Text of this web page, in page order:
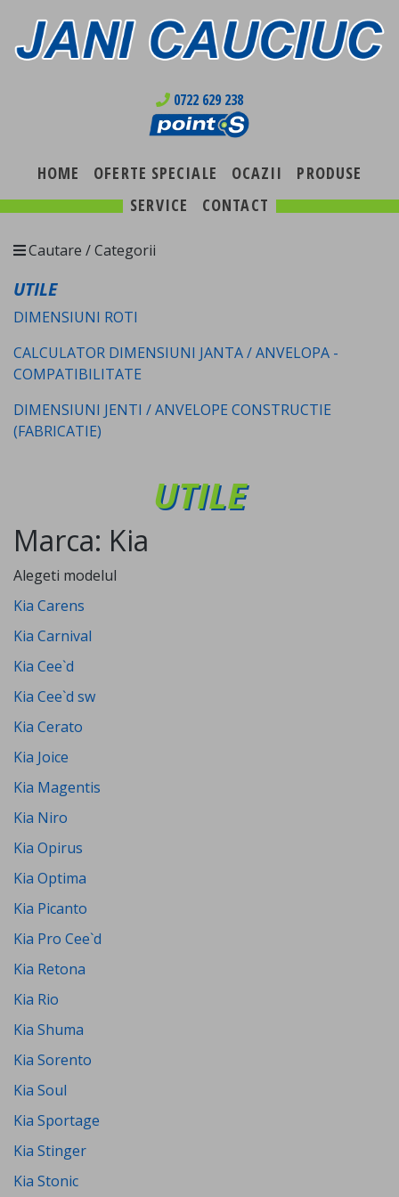
0722 629 238
HOME OFERTE SPECIALE OCAZII
PRODUSE
SERVICE
CONTACT
Cautare / Categorii
UTILE
DIMENSIUNI ROTI
CALCULATOR DIMENSIUNI JANTA / ANVELOPA -
COMPATIBILITATE
DIMENSIUNI JENTI / ANVELOPE CONSTRUCTIE
(FABRICATIE)
UTILE
Marca: Kia
Alegeti modelul
Kia Carens
Kia Carnival
Kia Cee`d
Kia Cee`d sw
Kia Cerato
Kia Joice
Kia Magentis
Kia Niro
Kia Opirus
Kia Optima
Kia Picanto
Kia Pro Cee`d
Kia Retona
Kia Rio
Kia Shuma
Kia Sorento
Kia Soul
Kia Sportage
Kia Stinger
Kia Stonic